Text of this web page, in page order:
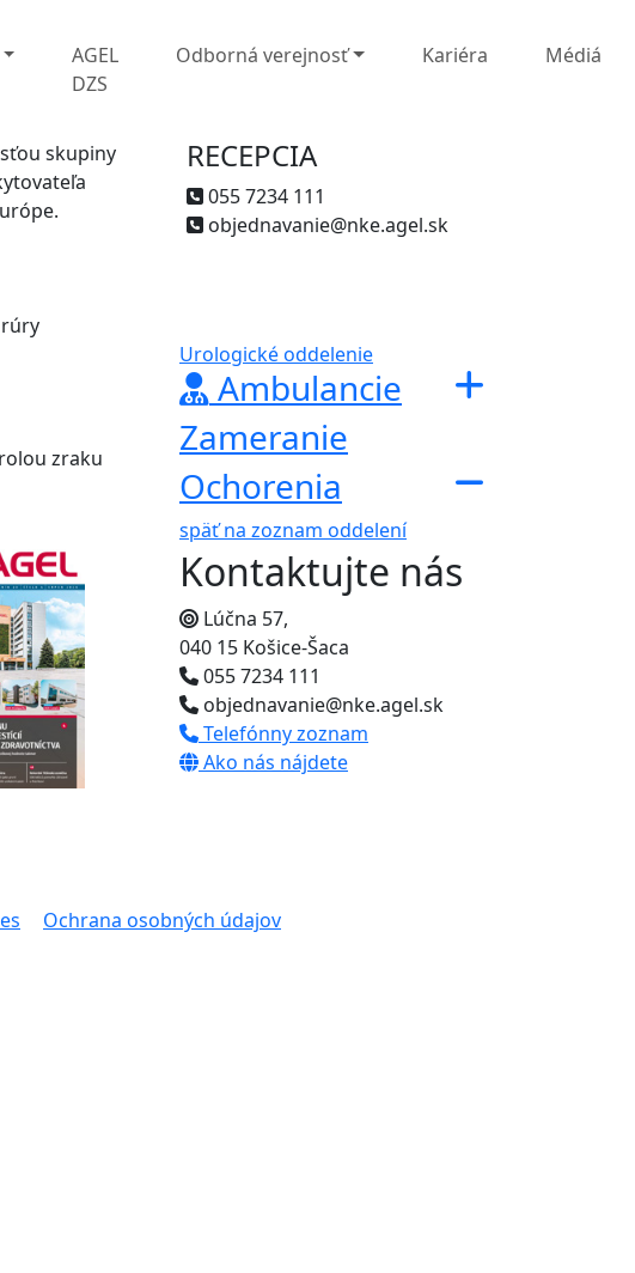
AGEL
DZS
Odborná verejnosť Kariéra Médiá
skupiny
RECEPCIA
055 7234 111
objednavanie@nke.agel.sk
zraku
Urologické oddelenie
Ambulancie
Zameranie
Ochorenia
späť na zoznam oddelení
Kontaktujte nás
Lúčna 57,
040 15 Košice-Šaca
055 7234 111
objednavanie@nke.agel.sk
Telefónny zoznam
Ako nás nájdete
Ochrana osobných údajov